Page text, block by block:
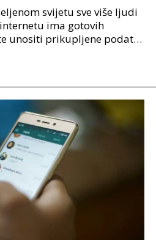
svijetu sve više ljudi
ima gotovih
unositi prikupljene podatke